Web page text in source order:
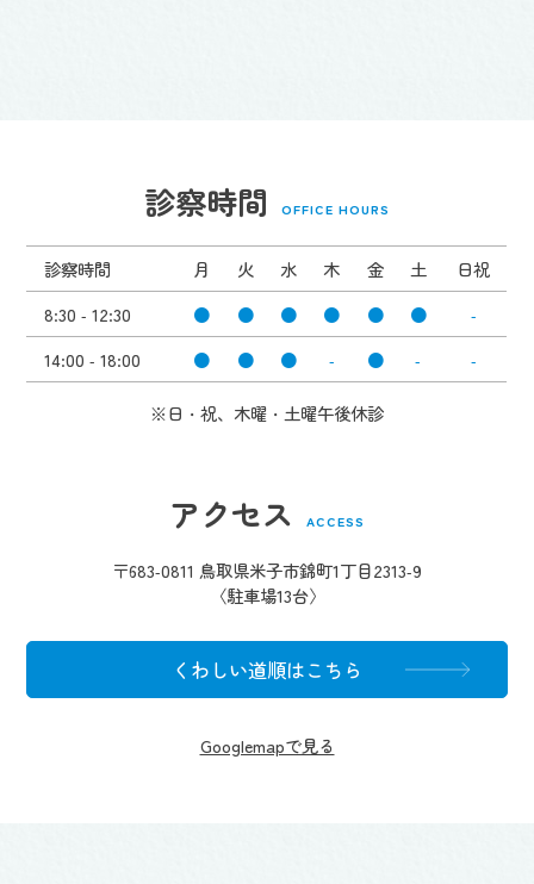
診察時間 OFFICE HOURS
診察時間 月 火 水 木 金 土
日祝
8:30 - 12:30
● ● ● ● ● ●
-
14:00 - 18:00
● ● ● - ● - -
※日・祝、木曜・土曜午後休診
アクセス ACCESS
〒683-0811 鳥取県米子市錦町1丁目2313-9
〈駐車場13台〉
くわしい道順はこちら
Googlemapで見る